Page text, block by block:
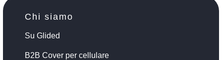
Chi siamo
Su Glided
B2B Cover per cellulare